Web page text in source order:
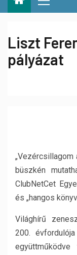
Liszt
pályázat
„Vezércsillagom
büszkén
ClubNetCet
és „hangos
Világhírű
200.